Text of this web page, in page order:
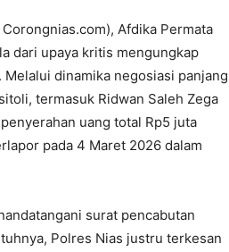
Afdika Permata
dari upaya kritis mengungkap
dinamika negosiasi panjang
termasuk Ridwan Saleh Zega
uang total Rp5 juta
pada 4 Maret 2026 dalam
surat pencabutan
Polres Nias justru terkesan